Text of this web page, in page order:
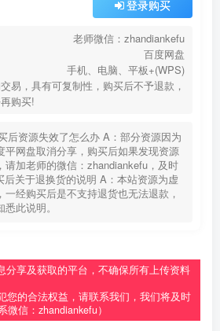
登录购买
老师微信：zhandiankefu
百度网盘
手机、电脑、平板+(WPS)
易，具有可复制性，购买后不予退款，
购买!
后资源失效了怎么办 A：部分资源因为
平网盘取消分享，购买后如果发现资源
请加老师的微信：zhandiankefu，及时
关于退换货的说明 A：本站资源为虚
经购买后是不支持退货也无法退款，
此说明。
分享及获取的平台，不确保所有上传资料
您的合法权益，请联系我们，我们将及时
微信：zhandiankefu）